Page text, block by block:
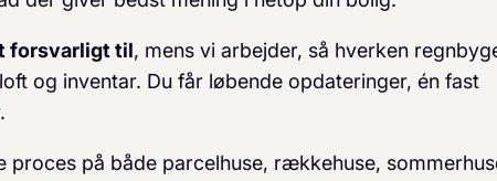
forsvarligt til, mens vi arbejder, så hverken
og inventar. Du får løbende opdateringer, én fast
proces på både parcelhuse, rækkehuse,